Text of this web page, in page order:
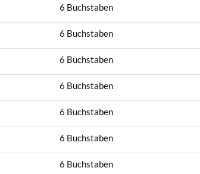
6 Buchstaben
6 Buchstaben
6 Buchstaben
6 Buchstaben
6 Buchstaben
6 Buchstaben
6 Buchstaben